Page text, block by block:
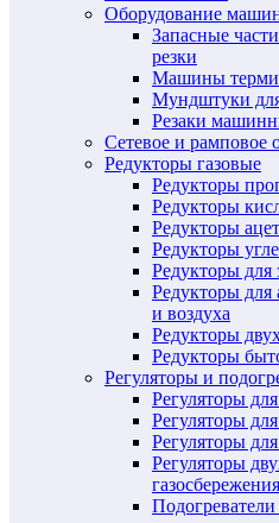
Оборудование
Запасные
резки
Машины
Мундштуки
Резаки
Сетевое и рамповое
Редукторы газовые
Редукторы
Редукторы
Редукторы
Редукторы
Редукторы для
Редукторы для
и воздуха
Редукторы
Редукторы
Регуляторы и
Регуляторы
Регуляторы
Регуляторы
Регуляторы
Подогреватели